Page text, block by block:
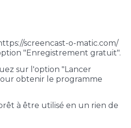
screencast-o-matic.com/
"Enregistrement gratuit".
sur l'option "Lancer
obtenir le programme
à être utilisé en un rien de